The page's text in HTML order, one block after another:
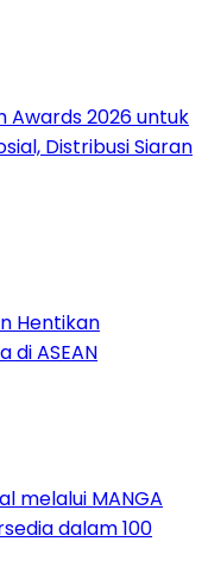
Awards 2026 untuk
Distribusi Siaran
Hentikan
di ASEAN
melalui MANGA
dalam 100